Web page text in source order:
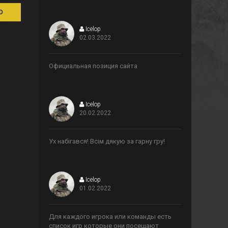
Icelop
02.03.2022
Официальная позиция сайта
Icelop
20.02.2022
Ух набігався! Всім дякую за гарну гру!
Icelop
01.02.2022
Для каждого игрока или команды есть
список игр которые они посещают